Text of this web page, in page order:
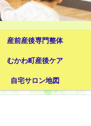
産前産後専門整体
むかわ町産後ケア
自宅サロン地図